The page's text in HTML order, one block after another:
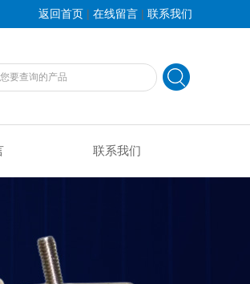
返回首页 | 在线留言 | 联系我们
联系我们